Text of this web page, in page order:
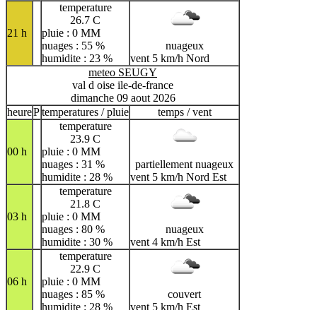
21 h
temperature
26.7 C
pluie : 0 MM
nuages : 55 %
humidite : 23 %
nuageux
vent 5 km/h Nord
meteo SEUGY
val d oise ile-de-france
dimanche 09 aout 2026
heurePtemperatures / pluie temps / vent
00 h
temperature
23.9 C
pluie : 0 MM
nuages : 31 %
humidite : 28 %
partiellement nuageux
vent 5 km/h Nord Est
03 h
temperature
21.8 C
pluie : 0 MM
nuages : 80 %
humidite : 30 %
nuageux
vent 4 km/h Est
06 h
temperature
22.9 C
pluie : 0 MM
nuages : 85 %
humidite : 28 %
couvert
vent 5 km/h Est